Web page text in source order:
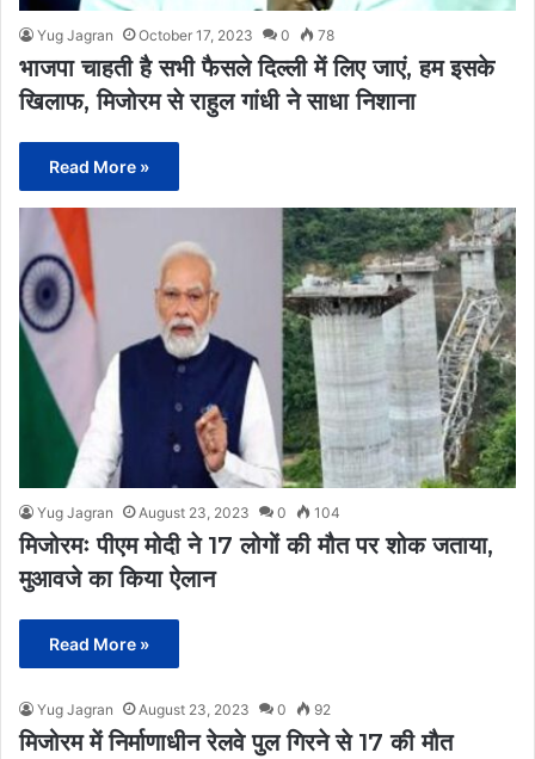
Yug Jagran October 17, 2023 0 78
भाजपा चाहती है सभी फैसले दिल्ली में लिए जाएं, हम इसके
खिलाफ, मिजोरम से राहुल गांधी ने साधा निशाना
Read More »
Yug Jagran August 23, 2023 0 104
मिजोरमः पीएम मोदी ने 17 लोगों की मौत पर शोक जताया,
मुआवजे का किया ऐलान
Read More »
Yug Jagran August 23, 2023 0 92
मिजोरम में निर्माणाधीन रेलवे पुल गिरने से 17 की मौत